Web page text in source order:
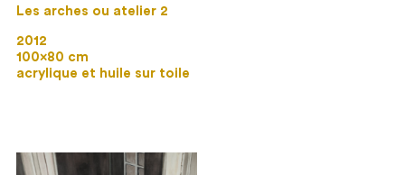
Les arches ou atelier 2
2012
100×80 cm
acrylique et huile sur toile